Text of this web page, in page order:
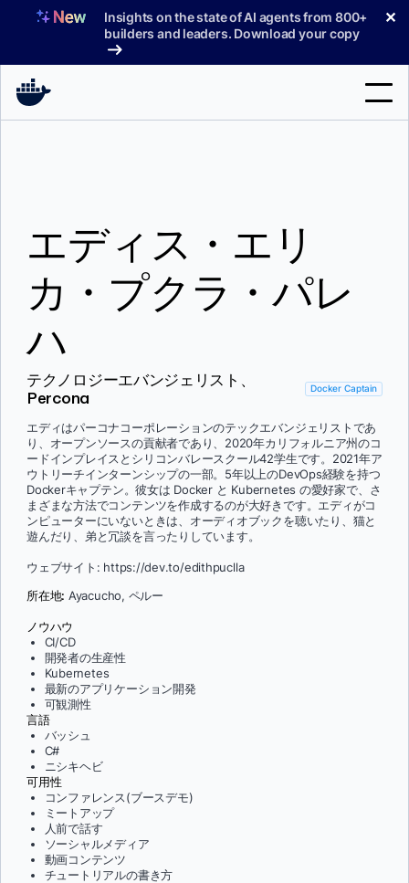
へ
Insights on the state of AI agents from 800+
builders and leaders. Download your copy
✕
料金プラン
ブログ
ドキュメント
サインイン
エディス・エリ
カ・プクラ・パレ
ハ
テクノロジーエバンジェリスト、
Percona
Docker Captain
エディはパーコナコーポレーションのテックエバンジェリストであ
り、オープンソースの貢献者であり、2020年カリフォルニア州のコ
ードインプレイスとシリコンバレースクール42学生です。2021年ア
ウトリーチインターンシップの一部。5年以上のDevOps経験を持つ
Dockerキャプテン。彼女は Docker と Kubernetes の愛好家で、さ
まざまな方法でコンテンツを作成するのが大好きです。エディがコ
ンピューターにいないときは、オーディオブックを聴いたり、猫と
遊んだり、弟と冗談を言ったりしています。
ウェブサイト: https://dev.to/edithpuclla
所在地: Ayacucho, ペルー
ノウハウ
CI/CD
開発者の生産性
Kubernetes
最新のアプリケーション開発
可観測性
言語
バッシュ
C#
ニシキヘビ
可用性
コンファレンス(ブースデモ)
ミートアップ
人前で話す
ソーシャルメディア
動画コンテンツ
チュートリアルの書き方